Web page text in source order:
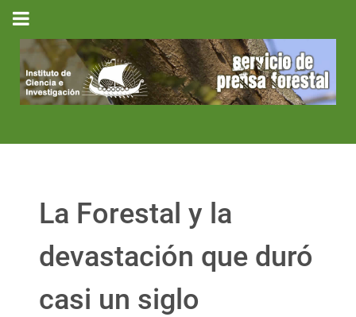
La Forestal y la
devastación que duró
casi un siglo